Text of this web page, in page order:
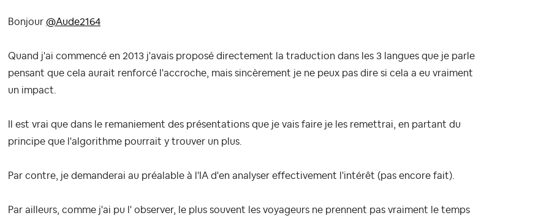
Bonjour @Aude2164
Quand j'ai commencé en 2013 j'avais proposé directement la traduction dans les 3 langues que je parle
pensant que cela aurait renforcé l'accroche, mais sincèrement je ne peux pas dire si cela a eu vraiment
un impact.
Il est vrai que dans le remaniement des présentations que je vais faire je les remettrai, en partant du
principe que l'algorithme pourrait y trouver un plus.
Par contre, je demanderai au préalable à l'IA d'en analyser effectivement l'intérêt (pas encore fait).
Par ailleurs, comme j'ai pu l' observer, le plus souvent les voyageurs ne prennent pas vraiment le temps